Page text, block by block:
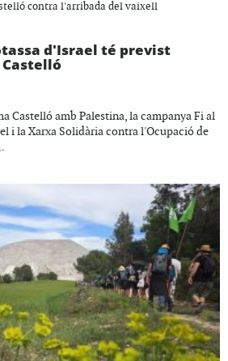
contra l'arribada del vaixell
d'Israel té previst
Castelló amb Palestina, la campanya Fi al
i la Xarxa Solidària contra l'Ocupació de